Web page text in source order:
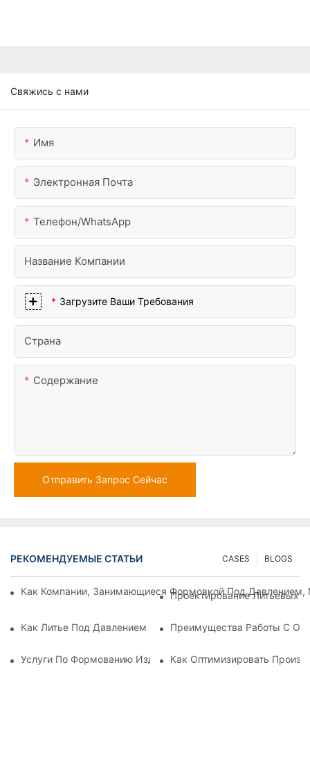
Свяжись с нами
Имя
Электронная Почта
Телефон/WhatsApp
Название Компании
Загрузите Ваши Требования
Страна
Содержание
Отправить Запрос Сейчас
РЕКОМЕНДУЕМЫЕ СТАТЬИ BLOGS
CASES
Как Компании, Занимающиеся Формовкой Под
Проектирование Литьевых
Как Литье Под Давлением С Пластиковыми Вставками
Преимущества Работы С
Услуги По Формованию Изделий Методом Вставки:
Как Оптимизировать